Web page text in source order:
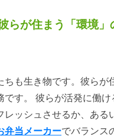
らが住まう「環境」
ちも生き物です。彼ら
です。 彼らが活発に働け
レッシュさせるか、ある
弁当メーカーでバランス